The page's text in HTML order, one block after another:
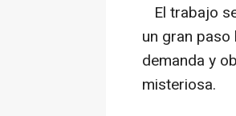
El trabajo
un gran
demanda y
misteriosa.